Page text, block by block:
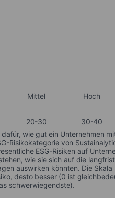
Mittel Hoch
20-30 30-40
dafür, wie gut ein Unternehmen
Risikokategorie von
ESG-Risiken auf
wie sie sich auf die
auswirken könnten. Die Skala
desto besser (0 ist
schwerwiegendste).